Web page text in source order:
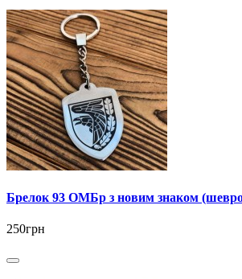
Брелок 93 ОМБр з новим знаком
250грн